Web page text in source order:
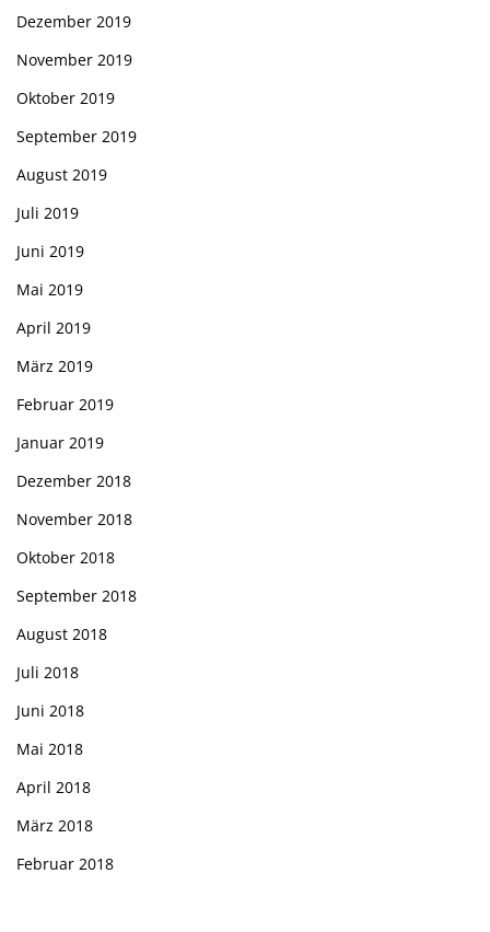
Dezember 2019
November 2019
Oktober 2019
September 2019
August 2019
Juli 2019
Juni 2019
Mai 2019
April 2019
März 2019
Februar 2019
Januar 2019
Dezember 2018
November 2018
Oktober 2018
September 2018
August 2018
Juli 2018
Juni 2018
Mai 2018
April 2018
März 2018
Februar 2018